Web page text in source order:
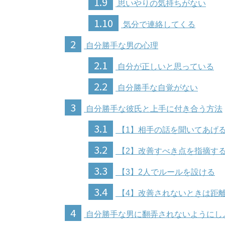
思いやりの気持ちがない
1.10 気分で連絡してくる
2 自分勝手な男の心理
2.1 自分が正しいと思っている
2.2 自分勝手な自覚がない
3 自分勝手な彼氏と上手に付き合う方法
3.1 【1】相手の話を聞いてあげる
3.2 【2】改善すべき点を指摘する
3.3 【3】2人でルールを設ける
3.4 【4】改善されないときは距
4 自分勝手な男に翻弄されないようにし